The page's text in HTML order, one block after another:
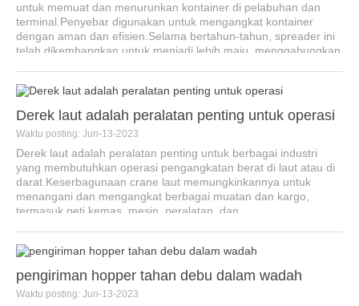
untuk memuat dan menurunkan kontainer di pelabuhan dan
terminal.Penyebar digunakan untuk mengangkat kontainer
dengan aman dan efisien.Selama bertahun-tahun, spreader ini
telah dikembangkan untuk menjadi lebih maju, menggabungkan
Derek laut adalah peralatan penting untuk operasi
Waktu posting: Jun-13-2023
Derek laut adalah peralatan penting untuk berbagai industri
yang membutuhkan operasi pengangkatan berat di laut atau di
darat.Keserbagunaan crane laut memungkinkannya untuk
menangani dan mengangkat berbagai muatan dan kargo,
termasuk peti kemas, mesin, peralatan, dan...
pengiriman hopper tahan debu dalam wadah
Waktu posting: Jun-13-2023